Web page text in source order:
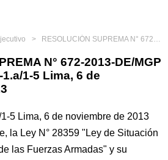
RESOLUCIÓN SUPREMA N° 672-2013-DE/MGP N° 660-2013-DE-S-1.a/1-5 Lima, 6 de noviembre de 2013
N° 672-2013-DE/MGP
1.a/1-5 Lima, 6 de
5 Lima, 6 de noviembre de 2013
la Ley N° 28359 "Ley de Situación
las Fuerzas Armadas" y su